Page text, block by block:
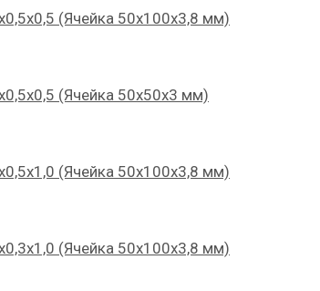
(Ячейка 50х100х3,8 мм)
(Ячейка 50х50х3 мм)
(Ячейка 50х100х3,8 мм)
(Ячейка 50х100х3,8 мм)